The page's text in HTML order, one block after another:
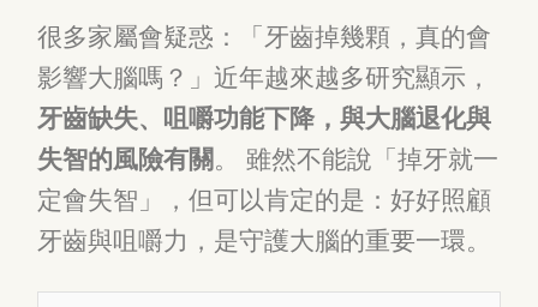
很多家屬會疑惑：「牙齒掉幾顆，真的會
影響大腦嗎？」近年越來越多研究顯示，
牙齒缺失、咀嚼功能下降，與大腦退化與
失智的風險有關。 雖然不能說「掉牙就一
定會失智」，但可以肯定的是：好好照顧
牙齒與咀嚼力，是守護大腦的重要一環。